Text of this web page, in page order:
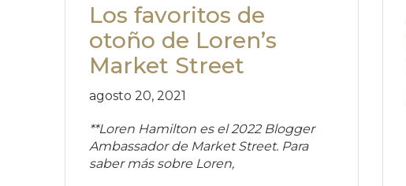
Los favoritos de
otoño de Loren’s
Market Street
agosto 20, 2021
**Loren Hamilton es el 2022 Blogger
Ambassador de Market Street. Para
saber más sobre Loren,